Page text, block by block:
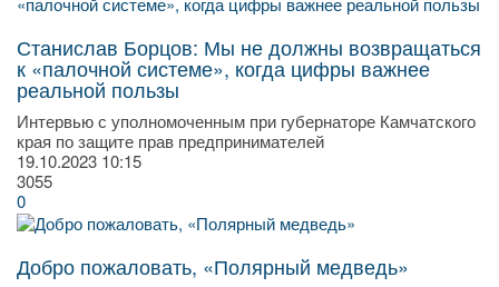
Станислав Борцов: Мы не должны возвращаться
к «палочной системе», когда цифры важнее
реальной пользы
Интервью с уполномоченным при губернаторе Камчатского
края по защите прав предпринимателей
19.10.2023 10:15
3055
0
Добро пожаловать, «Полярный медведь»